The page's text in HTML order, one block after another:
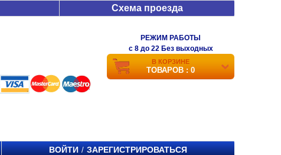
Схема проезда
РЕЖИМ РАБОТЫ
c 8 до 22 Без выходных
В КОРЗИНЕ
ТОВАРОВ : 0
ВОЙТИ / ЗАРЕГИСТРИРОВАТЬСЯ